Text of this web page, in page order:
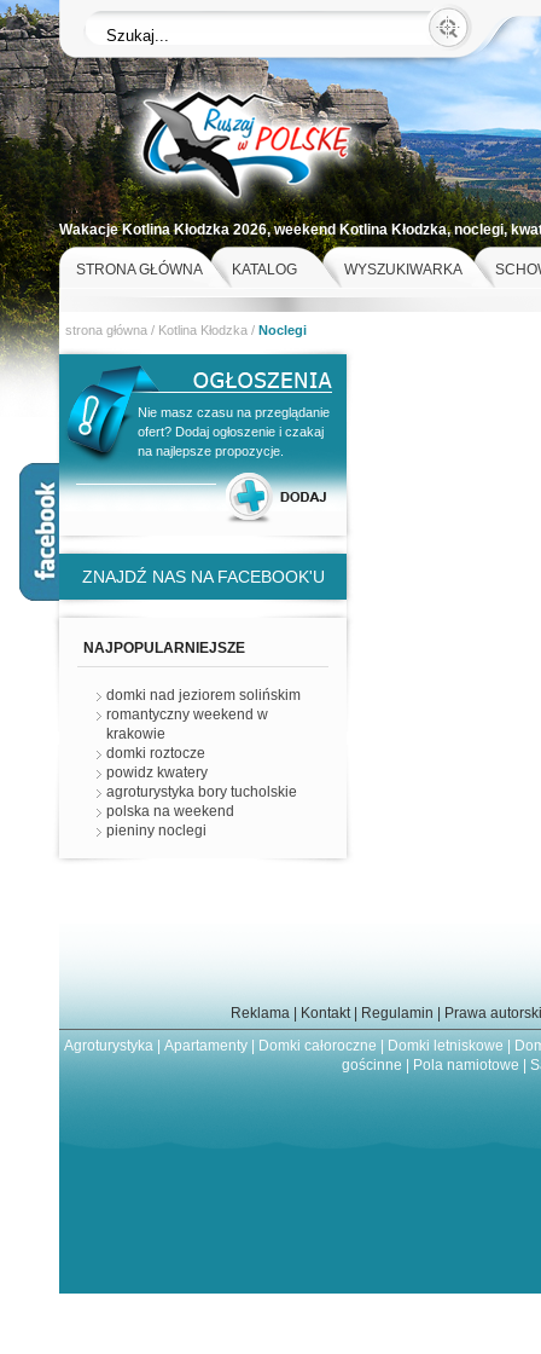
Wakacje Kotlina Kłodzka 2026, weekend Kotlina Kłodzka, noclegi,
st
STRONA GŁÓWNA
KATALOG WYSZUKIWARKA
strona główna / Kotlina Kłodzka / Noclegi
Nie masz czasu na przeglądanie
ofert? Dodaj ogłoszenie i czakaj
na najlepsze propozycje.
ZNAJDŹ NAS NA FACEBOOK'U
NAJPOPULARNIEJSZE
domki nad jeziorem solińskim
romantyczny weekend w
krakowie
domki roztocze
powidz kwatery
agroturystyka bory tucholskie
polska na weekend
pieniny noclegi
Reklama Kontakt| Regulamin
Prawa
Agroturystyka
Apartamenty Domki całoroczne Domki letniskowe
gościnne
Pola namiotowe